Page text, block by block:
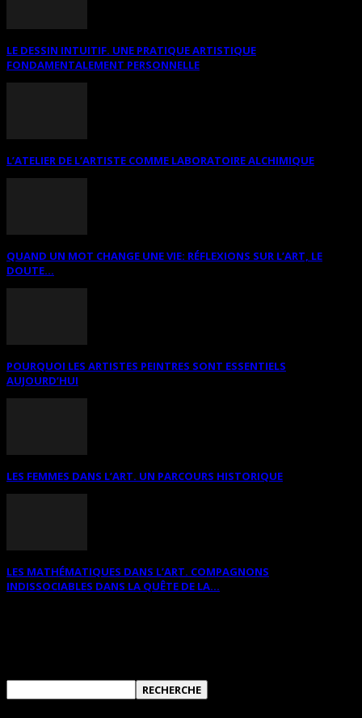
LE DESSIN INTUITIF. UNE PRATIQUE ARTISTIQUE
FONDAMENTALEMENT PERSONNELLE
L’ATELIER DE L’ARTISTE COMME LABORATOIRE ALCHIMIQUE
QUAND UN MOT CHANGE UNE VIE: RÉFLEXIONS SUR L’ART, LE
DOUTE...
POURQUOI LES ARTISTES PEINTRES SONT ESSENTIELS
AUJOURD’HUI
LES FEMMES DANS L’ART. UN PARCOURS HISTORIQUE
LES MATHÉMATIQUES DANS L’ART. COMPAGNONS
INDISSOCIABLES DANS LA QUÊTE DE LA...